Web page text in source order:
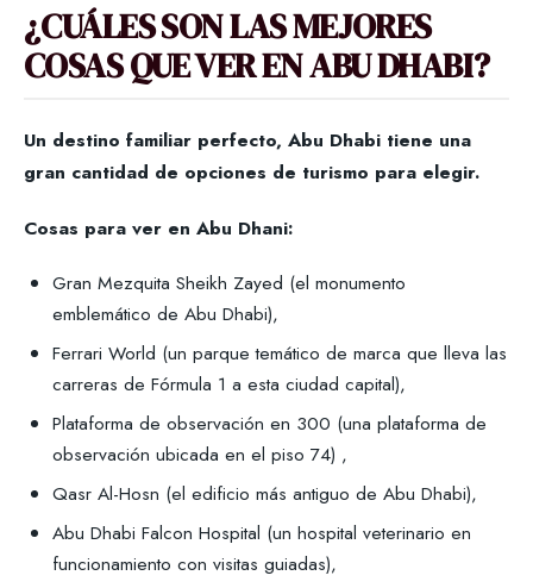
¿CUÁLES SON LAS MEJORES
COSAS QUE VER EN ABU DHABI?
Un destino familiar perfecto, Abu Dhabi tiene una
gran cantidad de opciones de turismo para elegir.
Cosas para ver en Abu Dhani:
Gran Mezquita Sheikh Zayed (el monumento
emblemático de Abu Dhabi),
Ferrari World (un parque temático de marca que lleva las
carreras de Fórmula 1 a esta ciudad capital),
Plataforma de observación en 300 (una plataforma de
observación ubicada en el piso 74) ,
Qasr Al-Hosn (el edificio más antiguo de Abu Dhabi),
Abu Dhabi Falcon Hospital (un hospital veterinario en
funcionamiento con visitas guiadas),